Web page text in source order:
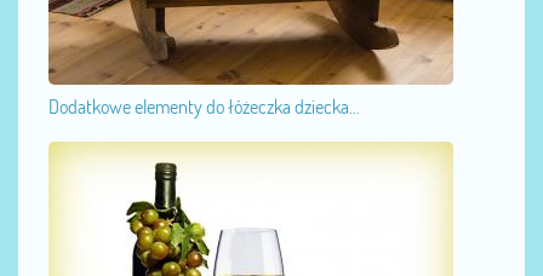
Dodatkowe elementy do łóżeczka dziecka...